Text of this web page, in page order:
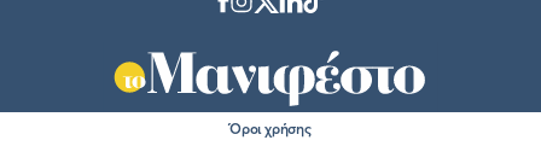
Όροι χρήσης